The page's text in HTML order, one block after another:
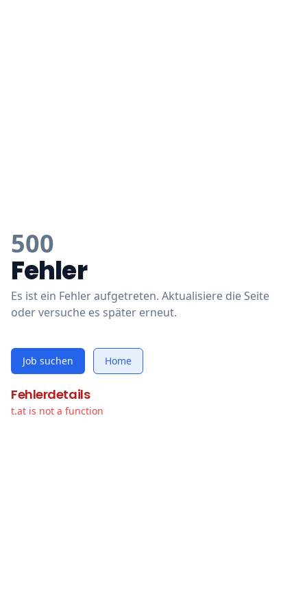
500
Fehler
Es ist ein Fehler aufgetreten. Aktualisiere die Seite
oder versuche es später erneut.
Job suchen Home
Fehlerdetails
t.at is not a function